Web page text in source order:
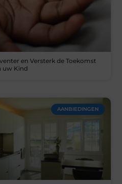
en Versterk de Toekomst
uw Kind
AANBIEDINGEN